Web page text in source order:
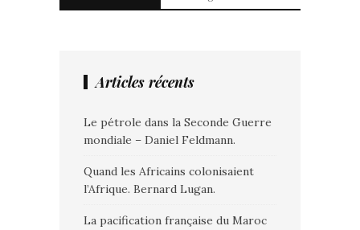
Articles récents
Le pétrole dans la Seconde Guerre
mondiale – Daniel Feldmann.
Quand les Africains colonisaient
l’Afrique. Bernard Lugan.
La pacification française du Maroc